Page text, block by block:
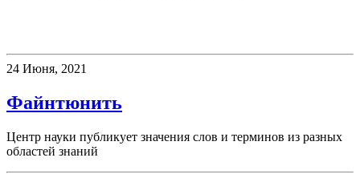
24 Июня, 2021
Файнтюнить
Центр науки публикует значения слов и терминов из разных
областей знаний